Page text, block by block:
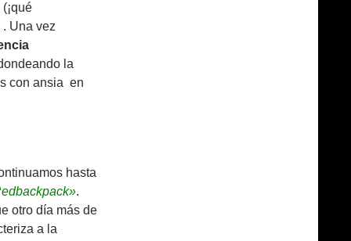
. Una vez
la
con ansia en
hasta
.
otro día más de
a la